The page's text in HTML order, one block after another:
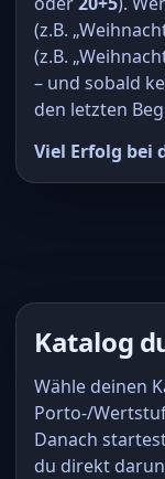
(z.B.
(z.B.
– und sobald
den letzten
Viel Erfolg bei
Katalog
Wähle deinen
Porto-/
Danach
du direkt